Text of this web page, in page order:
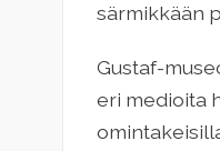
särmikkään
Gustaf-
eri medioita